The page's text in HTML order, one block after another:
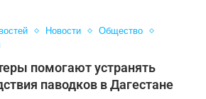
Новости
Общество
помогают устранять
паводков в Дагестане